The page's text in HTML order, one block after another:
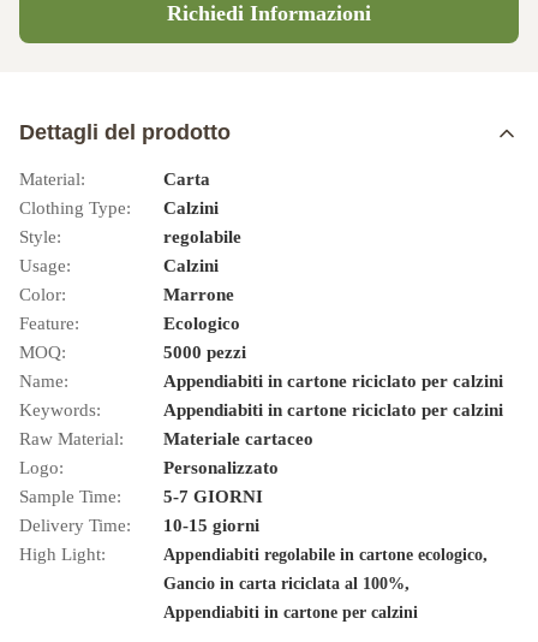
Richiedi Informazioni
Dettagli del prodotto
Material:
Carta
Clothing Type:
Calzini
Style:
regolabile
Usage:
Calzini
Color:
Marrone
Feature:
Ecologico
MOQ:
5000 pezzi
Name:
Appendiabiti in cartone riciclato per calzini
Keywords:
Appendiabiti in cartone riciclato per calzini
Raw Material:
Materiale cartaceo
Logo:
Personalizzato
Sample Time:
5-7 GIORNI
Delivery Time:
10-15 giorni
High Light:
Appendiabiti regolabile in cartone ecologico,
Gancio in carta riciclata al 100%,
Appendiabiti in cartone per calzini